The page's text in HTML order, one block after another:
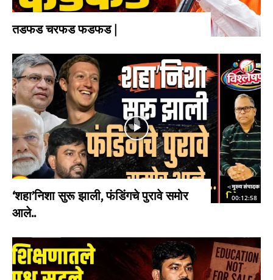
तडफड चरफड फडफड |
00:12:58
‘शहा’निशा सुरू झाली, फंडिंगचे पुरावे समोर
आले..